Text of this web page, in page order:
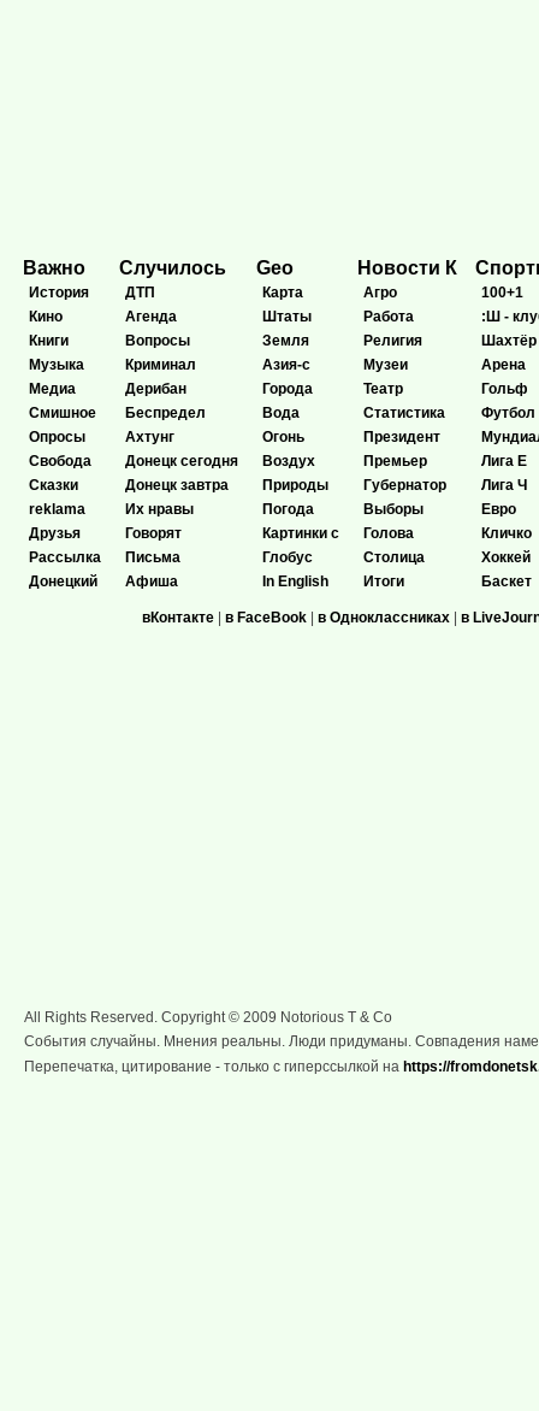
Важно
История
Кино
Книги
Музыка
Медиа
Смишное
Опросы
Свобода
Сказки
reklama
Друзья
Рассылка
Донецкий
Случилось
ДТП
Агенда
Вопросы
Криминал
Дерибан
Беспредел
Ахтунг
Донецк сегодня
Донецк завтра
Их нравы
Говорят
Письма
Афиша
Geo
Карта
Штаты
Земля
Азия-с
Города
Вода
Огонь
Воздух
Природы
Погода
Картинки с
Глобус
In English
Новости К
Агро
Работа
Религия
Музеи
Театр
Статистика
Президент
Премьер
Губернатор
Выборы
Голова
Столица
Итоги
100+1
:Ш -
Шахтёр
Арена
Гольф
Футбол
Лига Е
Лига Ч
Евро
Кличко
Хоккей
Баскет
вКонтакте | в FaceBook | в Одноклассниках | в
All Rights Reserved. Copyright © 2009 Notorious T & Co
События случайны. Мнения реальны. Люди придуманы. Совпадения
Перепечатка, цитирование - только с гиперссылкой на https://